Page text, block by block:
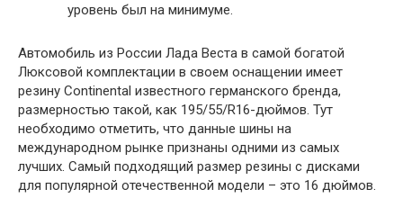
уровень был на минимуме.
Автомобиль из России Лада Веста в самой богатой
Люксовой комплектации в своем оснащении имеет
резину Continental известного германского бренда,
размерностью такой, как 195/55/R16-дюймов. Тут
необходимо отметить, что данные шины на
международном рынке признаны одними из самых
лучших. Самый подходящий размер резины с дисками
для популярной отечественной модели – это 16 дюймов.